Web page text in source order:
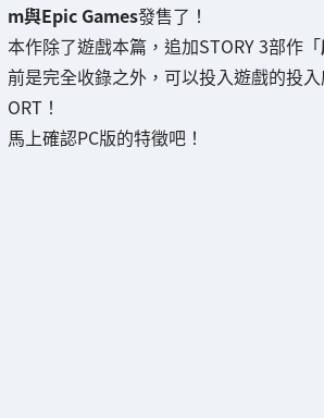
m與Epic Games發售了！
本作除了遊戲本篇，追加STORY 3部作「
前是完全收錄之外，可以投入遊戲的投
ORT！
馬上確認PC版的特徵吧！